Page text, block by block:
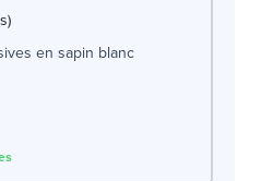
en sapin blanc